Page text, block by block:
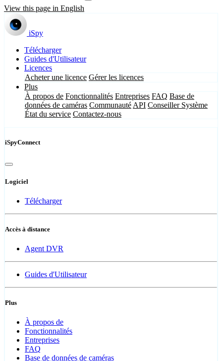
View this page in English
iSpy
Télécharger
Guides d'Utilisateur
Licences
Acheter une licence Gérer les licences
Plus
À propos de Fonctionnalités Entreprises FAQ Base de
données de caméras Communauté API Conseiller Système
État du service Contactez-nous
iSpyConnect
Logiciel
Télécharger
Accès à distance
Agent DVR
Guides d'Utilisateur
Plus
À propos de
Fonctionnalités
Entreprises
FAQ
Base de données de caméras